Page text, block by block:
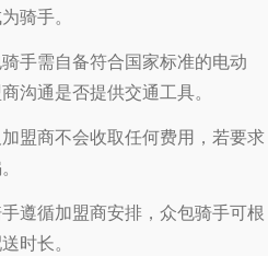
骑手。
骑手需自备符合国家标准的电动
沟通是否提供交通工具。
加盟商不会收取任何费用，若要求
手遵循加盟商安排，众包骑手可根
时长。